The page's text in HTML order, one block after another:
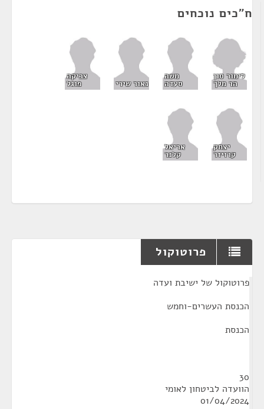
ח"כים נוכחים
לימור סון
הר מלך
משה
סעדה נאור שירי
צביקה
פוגל
יצחק
קרויזר
אריאל
קלנר
פרוטוקול
פרוטוקול של ישיבת ועדה
הכנסת העשרים-וחמש
הכנסת
30
הוועדה לביטחון לאומי
01/04/2024